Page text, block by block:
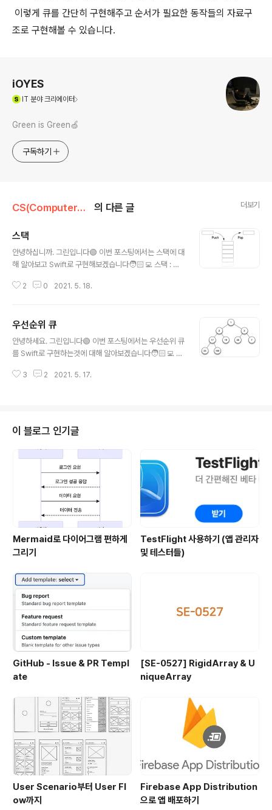
이렇게 큐를 간단히 구현해주고 순서가 필요한 동작들의 자료구
조로 구현해볼 수 있습니다.
iOYES
IT 분야 크리에이터
Green is Green🍏
구독하기
CS(ComputerScience) 의 다른 글 더보기
스택
안녕하십니까. 그린입니다🟢 이번 포스팅에서는 스택에 대
해 알아보고 Swift로 구현해보겠습니다🧑🏻‍💻 스택 : 후
픽의 세가지 역할밖에 못함) -> 순서가 중요할때 가장 뒤
터 삭제 불가능 Swift로 스택 구현하기 import Foundati
on struct Stack { var stack: [T] = [] // 초기화 시 아
무 값이 주어지지 않을때 동작하는 초기화 init() {} // 초기
[T]) { stack = element } // 데이터 저장 muta..
2 0 2021. 5. 18.
우선순위 큐
안녕하세요. 그린입니다🟢 이번 포스팅에서는 우선순위 큐
를 Swift로 구현하는것에 대해 알아보겠습니다🧑🏻‍💻 먼
순위 큐 : 우선순위를 가진 자료들의 큐로 순위가 높은 자료
대,최소 계산 / 힙정렬(우선순위큐) -> 스위프트에서는 배
열로 표현하는게 효율적 -> 노드 레벨이 올라갈수록 노드
수 2배씩 증가 -> 부모노드 i / 자식노드: 2i+1 / 2i+2 ->
트리는 O(log n) / 배열은 O(1) Swift 코드로 구현하기 i
mport Foundation struct..
3 2 2021. 5. 17.
이 블로그 인기글
Mermaid로 다이어그램 편하게
그리기
TestFlight 사용하기 (앱 관리자
및 테스터들)
GitHub - Issue & PR Templ
ate
[SE-0527] RigidArray & U
niqueArray
User Scenario부터 User Fl
ow까지
Firebase App Distribution
으로 앱 배포하기